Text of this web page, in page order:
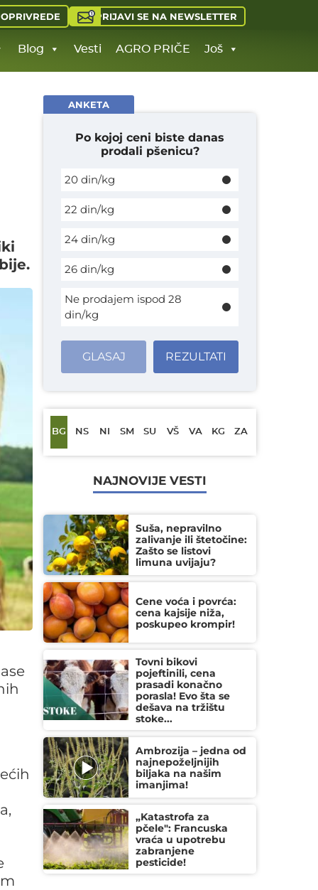
PRIJAVI SE NA NEWSLETTER
Blog Vesti AGRO PRIČE Još
ANKETA
Po kojoj ceni biste danas
prodali pšenicu?
20 din/kg
22 din/kg
24 din/kg
26 din/kg
Ne prodajem ispod 28
din/kg
GLASAJ REZULTATI
BG NS NI SM SU VŠ VA KG ZA
NAJNOVIJE VESTI
Suša, nepravilno
zalivanje ili štetočine:
Zašto se listovi
limuna uvijaju?
Cene voća i povrća:
cena kajsije niža,
poskupeo krompir!
Tovni bikovi
pojeftinili, cena
prasadi konačno
porasla! Evo šta se
dešava na tržištu
stoke...
Ambrozija – jedna od
najnepoželjnijih
biljaka na našim
imanjima!
„Katastrofa za
pčele": Francuska
vraća u upotrebu
zabranjene
pesticide!